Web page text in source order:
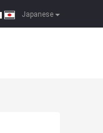
Japanese